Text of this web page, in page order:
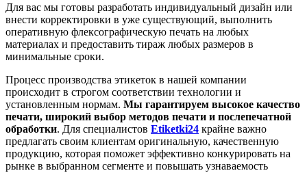
Для вас мы готовы разработать индивидуальный дизайн или
внести корректировки в уже существующий, выполнить
оперативную флексографическую печать на любых
материалах и предоставить тираж любых размеров в
минимальные сроки.
Процесс производства этикеток в нашей компании
происходит в строгом соответствии технологии и
установленным нормам. Мы гарантируем высокое качество
печати, широкий выбор методов печати и послепечатной
обработки. Для специалистов Etiketki24 крайне важно
предлагать своим клиентам оригинальную, качественную
продукцию, которая поможет эффективно конкурировать на
рынке в выбранном сегменте и повышать узнаваемость